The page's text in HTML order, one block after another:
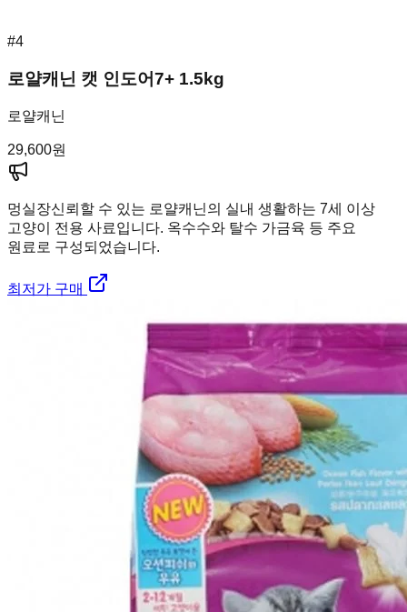
#4
로얄캐닌 캣 인도어7+ 1.5kg
로얄캐닌
29,600원
멍실장신뢰할 수 있는 로얄캐닌의 실내 생활하는 7세 이상
고양이 전용 사료입니다. 옥수수와 탈수 가금육 등 주요
원료로 구성되었습니다.
최저가 구매